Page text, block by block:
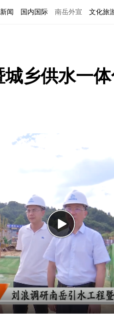
闻 国内国际 南岳外宣 文化旅
乡供水一体
Play